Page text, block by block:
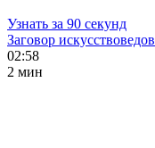
Узнать за 90 секунд
Заговор искусствоведов
02:58
2 мин